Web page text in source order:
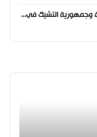
موعد مباراة كوريا الجنوبية وجمهورية التشيك في كأس العالم 2026 والقنوات الناقلة